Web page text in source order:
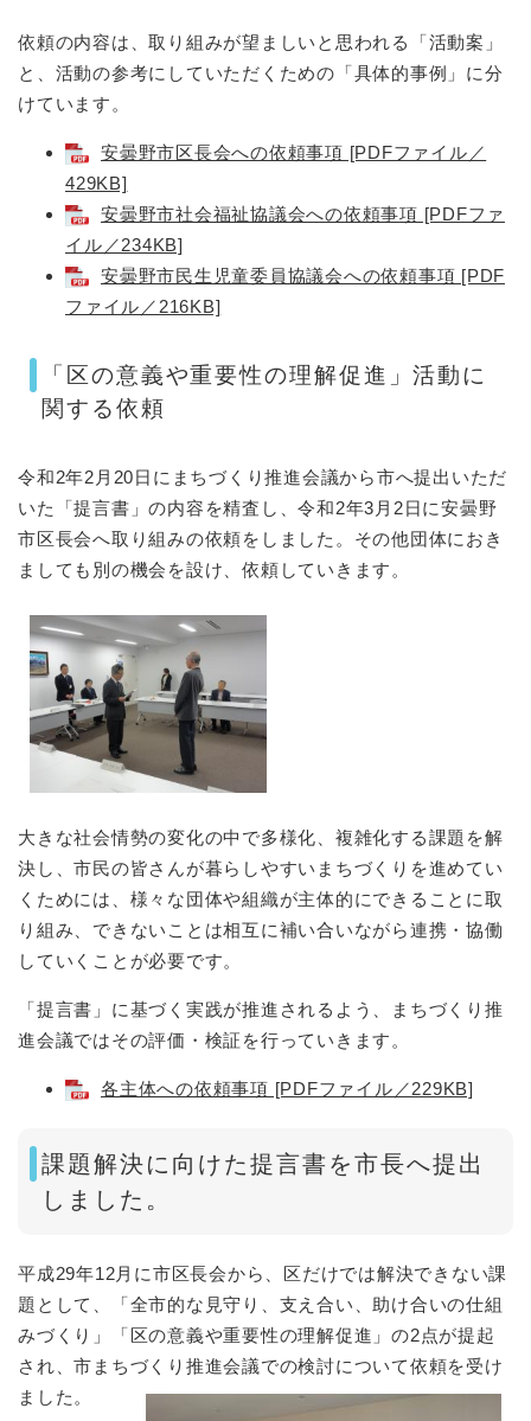
依頼の内容は、取り組みが望ましいと思われる「活動案」
と、活動の参考にしていただくための「具体的事例」に分
けています。
安曇野市区長会への依頼事項 [PDFファイル／
429KB]
安曇野市社会福祉協議会への依頼事項 [PDFファ
イル／234KB]
安曇野市民生児童委員協議会への依頼事項 [PDF
ファイル／216KB]
「区の意義や重要性の理解促進」活動に
関する依頼
令和2年2月20日にまちづくり推進会議から市へ提出いただ
いた「提言書」の内容を精査し、令和2年3月2日に安曇野
市区長会へ取り組みの依頼をしました。その他団体におき
ましても別の機会を設け、依頼していきます。
大きな社会情勢の変化の中で多様化、複雑化する課題を解
決し、市民の皆さんが暮らしやすいまちづくりを進めてい
くためには、様々な団体や組織が主体的にできることに取
り組み、できないことは相互に補い合いながら連携・協働
していくことが必要です。
「提言書」に基づく実践が推進されるよう、まちづくり推
進会議ではその評価・検証を行っていきます。
各主体への依頼事項 [PDFファイル／229KB]
課題解決に向けた提言書を市長へ提出
しました。
平成29年12月に市区長会から、区だけでは解決できない課
題として、「全市的な見守り、支え合い、助け合いの仕組
みづくり」「区の意義や重要性の理解促進」の2点が提起
され、市まちづくり推進会議での検討について依頼を受け
ました。